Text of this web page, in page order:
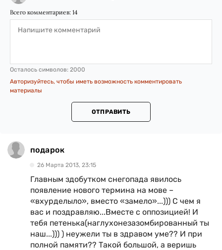
Всего комментариев: 14
Осталось символов: 2000
Авторизуйтесь, чтобы иметь возможность комментировать
материалы
ОТПРАВИТЬ
подарок
26 Марта 2013, 23:15
Главным здобутком снегопада явилось
появление нового термина на мове –
«вхурделыло», вместо «замело»...))) С чем я
вас и поздравляю...Вместе с оппозицией! И
тебя петенька(наглухонезазомбированный ты
наш...))) ) неужели ты в здравом уме?? И при
полной памяти?? Такой большой, а веришь